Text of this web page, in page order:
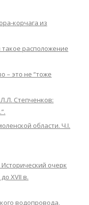
корчага из
расположение
– это не “тоже
Степченков:
области. Ч.I.
очерк
XVII в.
водопровода.